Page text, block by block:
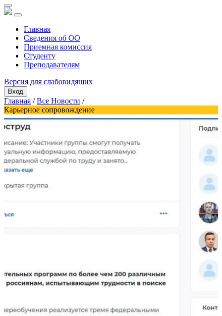
Главная
Сведения об ОО
Приемная комиссия
Студенту
Преподавателям
Версия для слабовидящих
Вход
Главная /Все Новости /
Карьерное сопровождение